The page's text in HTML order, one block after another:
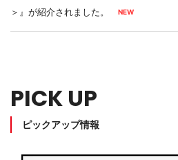
＞』が紹介されました。
PICK UP
ピックアップ情報